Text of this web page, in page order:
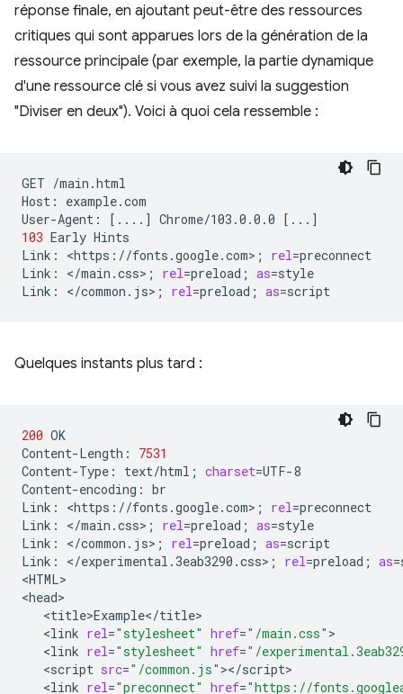
réponse finale, en ajoutant peut-être des ressources
critiques qui sont apparues lors de la génération de la
ressource principale (par exemple, la partie dynamique
d'une ressource clé si vous avez suivi la suggestion
"Diviser en deux"). Voici à quoi cela ressemble :
GET /main.html
Host:
example.com
User-Agent:
[ .... ] Chrome/103.0.0.0 [ ... ]
103 Early Hints
Link:
<https://fonts.google.com> ; rel=preconnect
Link:
</main.css> ; rel=preload ; as=style
Link:
</common.js> ; rel=preload ; as=
Quelques instants plus tard :
200 OK
Content-Length:
7531
Content-Type:
text/html ; charset=UTF-8
Content-encoding: br
Link:
<https://fonts.google.com> ; rel=preconnect
Link:
</main.css> ; rel=preload ; as=style
Link:
</common.js> ; rel=preload ; as=script
Link:
</experimental.3eab3290.css> ; rel=preload ; as=
<HTML>
<link rel="stylesheet" href="/main.css"
<link rel="stylesheet" href="/
<script src="/common.js"
<link rel="preconnect" href="https://